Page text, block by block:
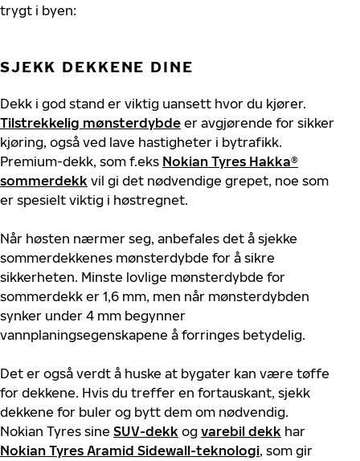
trygt i byen:
SJEKK DEKKENE DINE
Dekk i god stand er viktig uansett hvor du kjører.
Tilstrekkelig mønsterdybde er avgjørende for sikker
kjøring, også ved lave hastigheter i bytrafikk.
Premium-dekk, som f.eks Nokian Tyres Hakka®
sommerdekk vil gi det nødvendige grepet, noe som
er spesielt viktig i høstregnet.
Når høsten nærmer seg, anbefales det å sjekke
sommerdekkenes mønsterdybde for å sikre
sikkerheten. Minste lovlige mønsterdybde for
sommerdekk er 1,6 mm, men når mønsterdybden
synker under 4 mm begynner
vannplaningsegenskapene å forringes betydelig.
Det er også verdt å huske at bygater kan være tøffe
for dekkene. Hvis du treffer en fortauskant, sjekk
dekkene for buler og bytt dem om nødvendig.
Nokian Tyres sine SUV-dekk og varebil dekk har
Nokian Tyres Aramid Sidewall-teknologi, som gir